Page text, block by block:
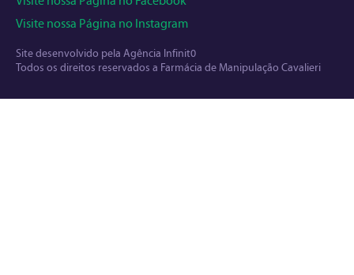
Visite nossa Página no Instagram
Site desenvolvido pela Agência Infinit0
Todos os direitos reservados a Farmácia de Manipulação Cavalieri